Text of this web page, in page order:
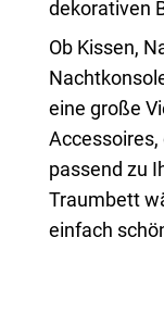
dekorativen
Ob Kissen,
eine große
Accessoires,
passend zu
Traumbett
einfach